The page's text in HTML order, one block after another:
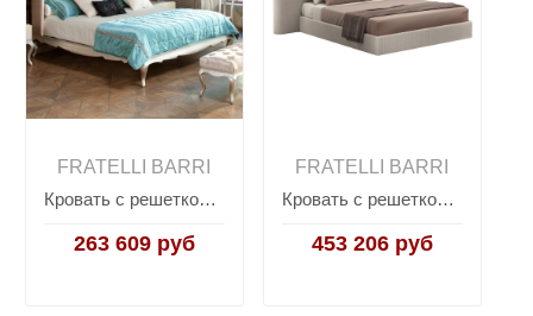
FRATELLI BARRI
Кровать с решеткой VENEZIA, FRATELLI BARRI
263 609 руб
FRATELLI BARRI
Кровать с решеткой TERNI, FRATELLI BARRI
453 206 руб